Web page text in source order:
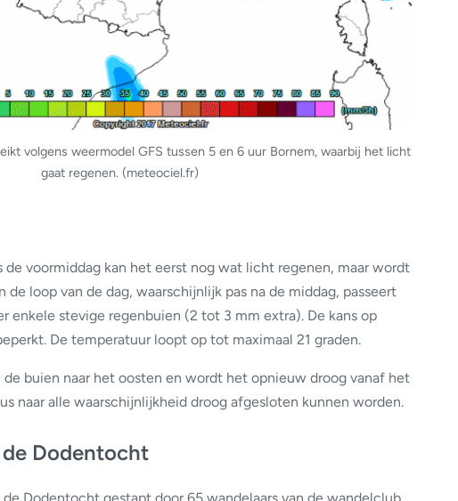
volgens weermodel GFS tussen 5 en 6 uur Bornem, waarbij het licht
gaat regenen. (meteociel.fr)
voormiddag kan het eerst nog wat licht regenen, maar wordt
loop van de dag, waarschijnlijk pas na de middag, passeert
enkele stevige regenbuien (2 tot 3 mm extra). De kans op
De temperatuur loopt op tot maximaal 21 graden.
buien naar het oosten en wordt het opnieuw droog vanaf het
naar alle waarschijnlijkheid droog afgesloten kunnen worden.
Dodentocht